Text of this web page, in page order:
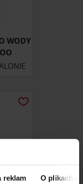
reklam O plikach
WODY